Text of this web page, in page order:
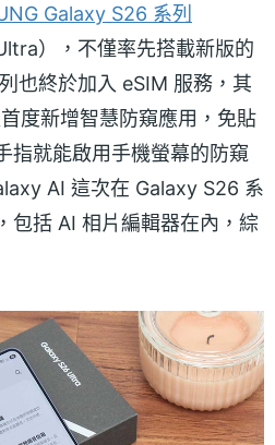
Galaxy S26 系列
），不僅率先搭載新版的
也終於加入 eSIM 服務，其
度新增智慧防窺應用，免貼
指就能啟用手機螢幕的防窺
AI 這次在 Galaxy S26 系
包括 AI 相片編輯器在內，綜